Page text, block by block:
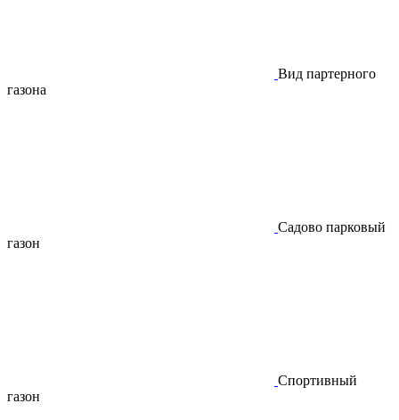
Вид партерного
газона
Садово парковый
газон
Спортивный
газон